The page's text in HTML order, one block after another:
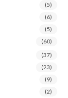
(5)
(6)
(5)
(60)
(37)
(23)
(9)
(2)